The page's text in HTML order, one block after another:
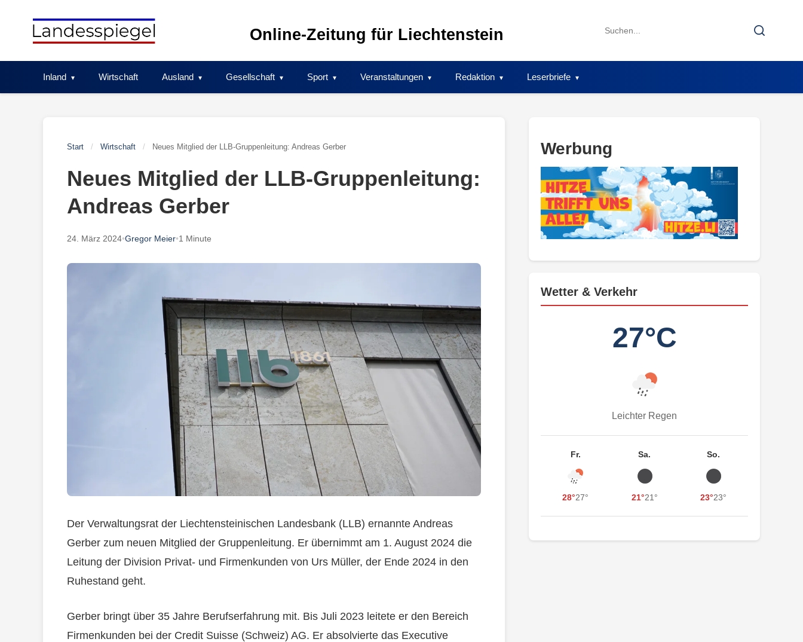
Online-Zeitung für Liechtenstein
Search
Search
Inland Wirtschaft Ausland Gesellschaft Sport Veranstaltungen Redaktion Leserbriefe
Start / Wirtschaft / Neues Mitglied der LLB-Gruppenleitung: Andreas Gerber
Neues Mitglied der LLB-Gruppenleitung:
Andreas Gerber
24. März 2024•Gregor Meier•1 Minute
Der Verwaltungsrat der Liechtensteinischen Landesbank (LLB) ernannte Andreas
Gerber zum neuen Mitglied der Gruppenleitung. Er übernimmt am 1. August 2024 die
Leitung der Division Privat- und Firmenkunden von Urs Müller, der Ende 2024 in den
Ruhestand geht.
Gerber bringt über 35 Jahre Berufserfahrung mit. Bis Juli 2023 leitete er den Bereich
Firmenkunden bei der Credit Suisse (Schweiz) AG. Er absolvierte das Executive
Werbung
Wetter & Verkehr
27°C
Leichter Regen
Fr.
28°27°
Sa.
21°21°
So.
23°23°